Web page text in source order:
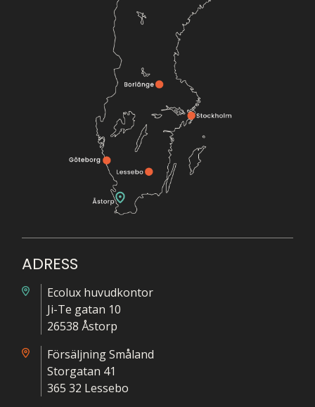
ADRESS
Ecolux huvudkontor
Ji-Te gatan 10
26538 Åstorp
Försäljning Småland
Storgatan 41
365 32 Lessebo